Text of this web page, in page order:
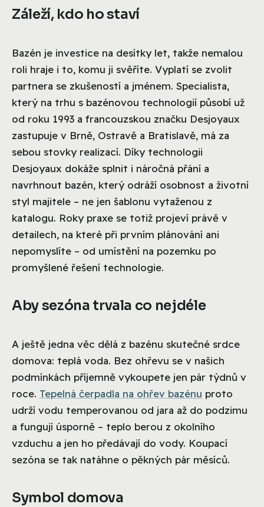
Záleží, kdo ho staví
Bazén je investice na desítky let, takže nemalou
roli hraje i to, komu ji svěříte. Vyplatí se zvolit
partnera se zkušeností a jménem. Specialista,
který na trhu s bazénovou technologií působí už
od roku 1993 a francouzskou značku Desjoyaux
zastupuje v Brně, Ostravě a Bratislavě, má za
sebou stovky realizací. Díky technologii
Desjoyaux dokáže splnit i náročná přání a
navrhnout bazén, který odráží osobnost a životní
styl majitele – ne jen šablonu vytaženou z
katalogu. Roky praxe se totiž projeví právě v
detailech, na které při prvním plánování ani
nepomyslíte – od umístění na pozemku po
promyšlené řešení technologie.
Aby sezóna trvala co nejdéle
A ještě jedna věc dělá z bazénu skutečné srdce
domova: teplá voda. Bez ohřevu se v našich
podmínkách příjemně vykoupete jen pár týdnů v
roce. Tepelná čerpadla na ohřev bazénu proto
udrží vodu temperovanou od jara až do podzimu
a fungují úsporně – teplo berou z okolního
vzduchu a jen ho předávají do vody. Koupací
sezóna se tak natáhne o pěkných pár měsíců.
Symbol domova